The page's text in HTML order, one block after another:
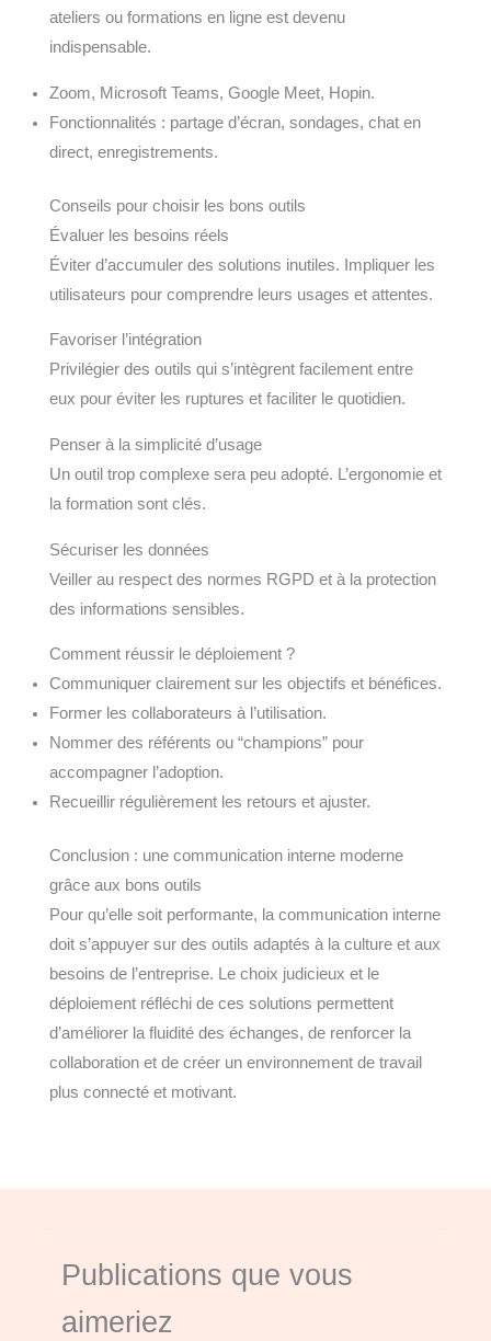
ateliers ou formations en ligne est devenu
indispensable.
Zoom, Microsoft Teams, Google Meet, Hopin.
Fonctionnalités : partage d’écran, sondages, chat en
direct, enregistrements.
Conseils pour choisir les bons outils
Évaluer les besoins réels
Éviter d’accumuler des solutions inutiles. Impliquer les
utilisateurs pour comprendre leurs usages et attentes.
Favoriser l’intégration
Privilégier des outils qui s’intègrent facilement entre
eux pour éviter les ruptures et faciliter le quotidien.
Penser à la simplicité d’usage
Un outil trop complexe sera peu adopté. L’ergonomie et
la formation sont clés.
Sécuriser les données
Veiller au respect des normes RGPD et à la protection
des informations sensibles.
Comment réussir le déploiement ?
Communiquer clairement sur les objectifs et bénéfices.
Former les collaborateurs à l’utilisation.
Nommer des référents ou “champions” pour
accompagner l’adoption.
Recueillir régulièrement les retours et ajuster.
Conclusion : une communication interne moderne
grâce aux bons outils
Pour qu’elle soit performante, la communication interne
doit s’appuyer sur des outils adaptés à la culture et aux
besoins de l’entreprise. Le choix judicieux et le
déploiement réfléchi de ces solutions permettent
d’améliorer la fluidité des échanges, de renforcer la
collaboration et de créer un environnement de travail
plus connecté et motivant.
Publications que vous
aimeriez